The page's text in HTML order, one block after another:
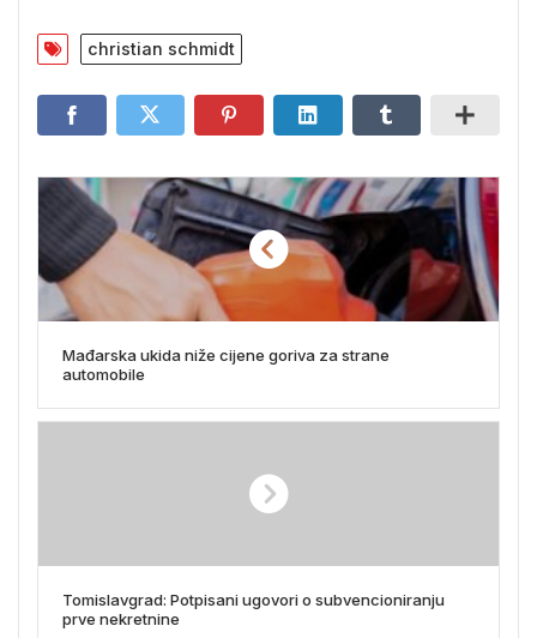
christian schmidt
Mađarska ukida niže cijene goriva za strane
automobile
Tomislavgrad: Potpisani ugovori o subvencioniranju
prve nekretnine